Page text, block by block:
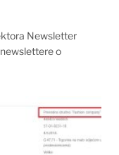
Newsletter
o